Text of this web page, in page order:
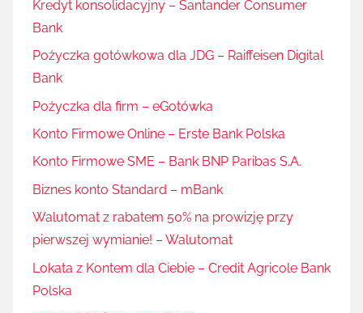
Kredyt konsolidacyjny – Santander Consumer
Bank
Pożyczka gotówkowa dla JDG – Raiffeisen Digital
Bank
Pożyczka dla firm – eGotówka
Konto Firmowe Online – Erste Bank Polska
Konto Firmowe SME – Bank BNP Paribas S.A.
Biznes konto Standard – mBank
Walutomat z rabatem 50% na prowizję przy
pierwszej wymianie! – Walutomat
Lokata z Kontem dla Ciebie – Credit Agricole Bank
Polska